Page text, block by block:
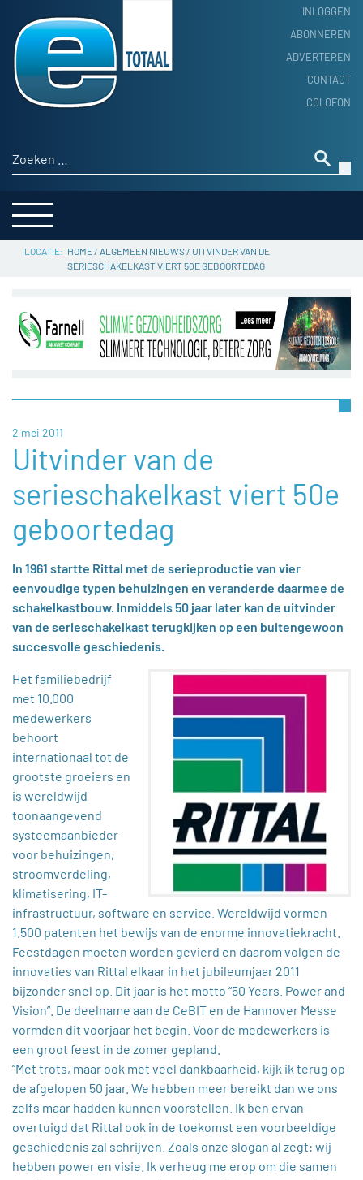
INLOGGEN
ABONNEREN
ADVERTEREN
CONTACT
COLOFON
Zoeken naar:
HOME
PRODUCTNIEUWS
ACHTERGROND
THEMA’S
SERVICE
HOME/ ALGEMEEN NIEUWS/ UITVINDER VAN DE
SERIESCHAKELKAST VIERT 50E GEBOORTEDAG
2 mei 2011
Uitvinder van de
serieschakelkast viert 50e
geboortedag
In 1961 startte Rittal met de serieproductie van vier
eenvoudige typen behuizingen en veranderde daarmee de
schakelkastbouw. Inmiddels 50 jaar later kan de uitvinder
van de serieschakelkast terugkijken op een buitengewoon
succesvolle geschiedenis.
Het familiebedrijf
met 10.000
medewerkers
behoort
internationaal tot de
grootste groeiers en
is wereldwijd
toonaangevend
systeemaanbieder
voor behuizingen,
stroomverdeling,
klimatisering, IT-
infrastructuur, software en service. Wereldwijd vormen
1.500 patenten het bewijs van de enorme innovatiekracht.
Feestdagen moeten worden gevierd en daarom volgen de
innovaties van Rittal elkaar in het jubileumjaar 2011
bijzonder snel op. Dit jaar is het motto “50 Years. Power and
Vision”. De deelname aan de CeBIT en de Hannover Messe
vormden dit voorjaar het begin. Voor de medewerkers is
een groot feest in de zomer gepland.
“Met trots, maar ook met veel dankbaarheid, kijk ik terug op
de afgelopen 50 jaar. We hebben meer bereikt dan we ons
zelfs maar hadden kunnen voorstellen. Ik ben ervan
overtuigd dat Rittal ook in de toekomst een voorbeeldige
geschiedenis zal schrijven. Zoals onze slogan al zegt: wij
hebben power en visie. Ik verheug me erop om die samen